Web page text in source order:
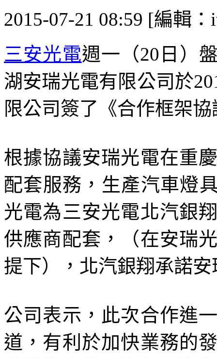
2015-07-21 08:59 [編輯：
三安光電週一（20日）
湖安瑞光電有限公司於
限公司簽了《合作框架
根據協議安瑞光電在重
配套服務，生產汽車燈
光電為三安光電北汽銀
供應商配套，（在安瑞
提下），北汽銀翔承諾
公司表示，此次合作進
道，有利於加快業務的